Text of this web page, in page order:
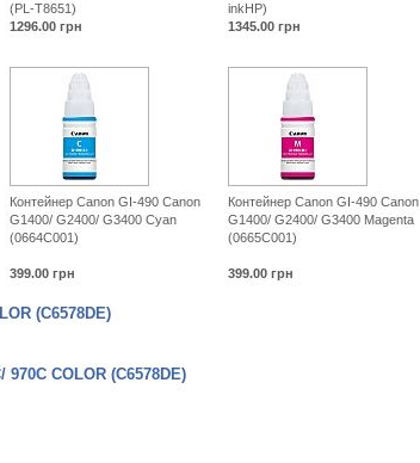
(PL-T8651)
inkHP)
1296.00 грн 1345.00 грн
Контейнер Canon GI-490 Canon
G1400/ G2400/ G3400 Cyan
(0664C001)
Контейнер Canon GI-490 Canon
G1400/ G2400/ G3400 Magenta
(0665C001)
399.00 грн 399.00 грн
(C6578DE)
COLOR (C6578DE)